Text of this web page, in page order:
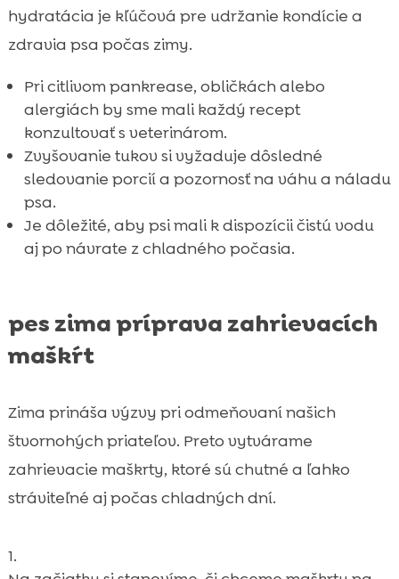
hydratácia je kľúčová pre udržanie kondície a
zdravia psa počas zimy.
Pri citlivom pankrease, obličkách alebo
alergiách by sme mali každý recept
konzultovať s veterinárom.
Zvyšovanie tukov si vyžaduje dôsledné
sledovanie porcií a pozornosť na váhu a náladu
psa.
Je dôležité, aby psi mali k dispozícii čistú vodu
aj po návrate z chladného počasia.
pes zima príprava zahrievacích
maškŕt
Zima prináša výzvy pri odmeňovaní našich
štvornohých priateľov. Preto vytvárame
zahrievacie maškrty, ktoré sú chutné a ľahko
stráviteľné aj počas chladných dní.